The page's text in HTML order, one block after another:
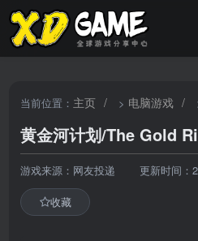
当前位置： 主页 / > 电脑游戏 /
黄金河计划/The Gold
游戏来源：网友投递 更新时间：
收藏